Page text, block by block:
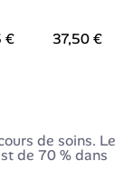
€ 37,50 €
de soins. Le
de 70 % dans